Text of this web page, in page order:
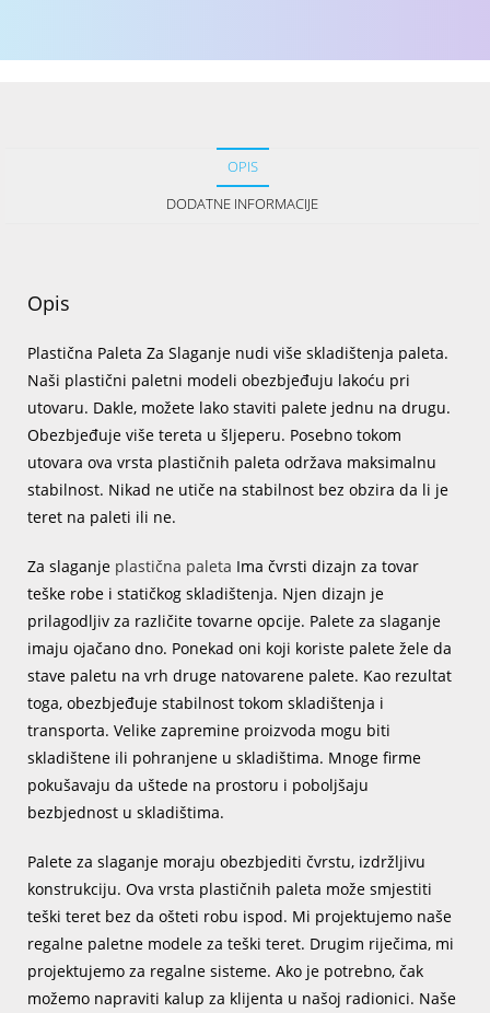
OPIS
DODATNE INFORMACIJE
Opis
Plastična Paleta Za Slaganje nudi više skladištenja paleta.
Naši plastični paletni modeli obezbjeđuju lakoću pri
utovaru. Dakle, možete lako staviti palete jednu na drugu.
Obezbjeđuje više tereta u šljeperu. Posebno tokom
utovara ova vrsta plastičnih paleta održava maksimalnu
stabilnost. Nikad ne utiče na stabilnost bez obzira da li je
teret na paleti ili ne.
Za slaganje plastična paleta Ima čvrsti dizajn za tovar
teške robe i statičkog skladištenja. Njen dizajn je
prilagodljiv za različite tovarne opcije. Palete za slaganje
imaju ojačano dno. Ponekad oni koji koriste palete žele da
stave paletu na vrh druge natovarene palete. Kao rezultat
toga, obezbjeđuje stabilnost tokom skladištenja i
transporta. Velike zapremine proizvoda mogu biti
skladištene ili pohranjene u skladištima. Mnoge firme
pokušavaju da uštede na prostoru i poboljšaju
bezbjednost u skladištima.
Palete za slaganje moraju obezbjediti čvrstu, izdržljivu
konstrukciju. Ova vrsta plastičnih paleta može smjestiti
teški teret bez da ošteti robu ispod. Mi projektujemo naše
regalne paletne modele za teški teret. Drugim riječima, mi
projektujemo za regalne sisteme. Ako je potrebno, čak
možemo napraviti kalup za klijenta u našoj radionici. Naše